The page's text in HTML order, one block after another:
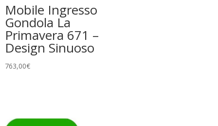
Mobile Ingresso
Gondola La
Primavera 671 –
Design Sinuoso
763,00€